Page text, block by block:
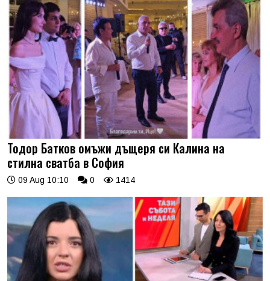
Тодор Батков омъжи дъщеря си Калина на
стилна сватба в София
09 Aug 10:10 0 1414